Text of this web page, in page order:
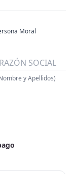
Moral
y Apellidos)